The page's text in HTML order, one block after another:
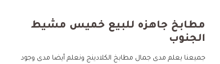
مطابخ جاهزه للبيع خميس مشيط
الجنوب
جميعنا يعلم مدى جمال مطابخ الكلادينج ونعلم أيضا مدى وجود